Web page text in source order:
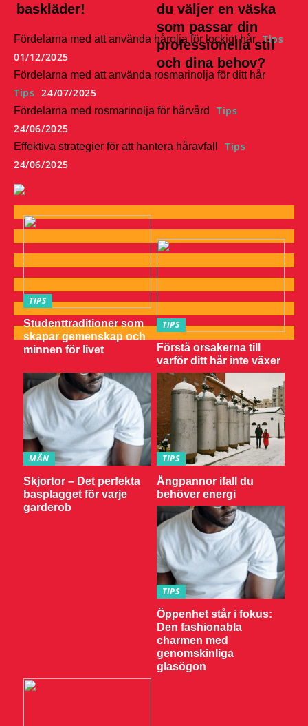
baskläder!
du väljer en väska
som passar din
professionella stil
och dina behov?
Fördelarna med att använda hårolja för lockigt hår Tips
01/12/2025
Fördelarna med att använda rosmarinolja för ditt hår
Tips 24/07/2025
Fördelarna med rosmarinolja för hårvård
Tips
24/06/2025
Effektiva strategier för att hantera håravfall
Tips
24/06/2025
TIPS
Studenttraditioner som
skapar gemenskap och
minnen för livet
TIPS
Förstå orsakerna till
varför ditt hår inte växer
MÄN
Skjortor – Det perfekta
basplagget för varje
garderob
TIPS
Ångpannor ifall du
behöver energi
TIPS
Öppenhet står i fokus:
Den fashionabla
charmen med
genomskinliga
glasögon